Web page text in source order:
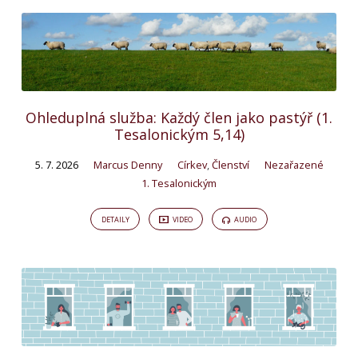
Ohleduplná služba: Každý člen jako pastýř (1.
Tesalonickým 5,14)
5. 7. 2026 Marcus Denny Církev,Členství
Nezařazené
1. Tesalonickým
DETAILY VIDEO AUDIO